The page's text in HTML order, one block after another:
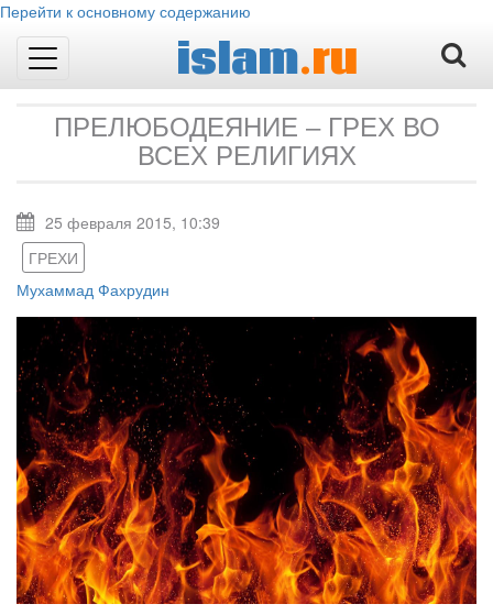
Перейти к основному содержанию
Toggle
islam.ru
ПРЕЛЮБОДЕЯНИЕ – ГРЕХ ВО
ВСЕХ РЕЛИГИЯХ
25 февраля 2015, 10:39
ГРЕХИ
Мухаммад Фахрудин